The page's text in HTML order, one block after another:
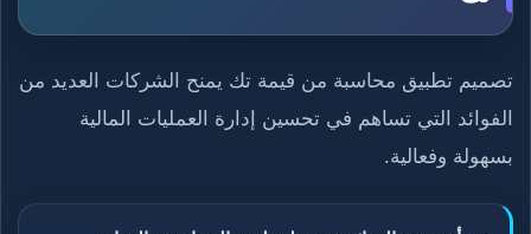
تصميم تطبيق محاسبة من قيمة تك يمنح الشركات العديد من
الفوائد التي تساهم في تحسين إدارة العمليات المالية
بسهولة وفعالية.